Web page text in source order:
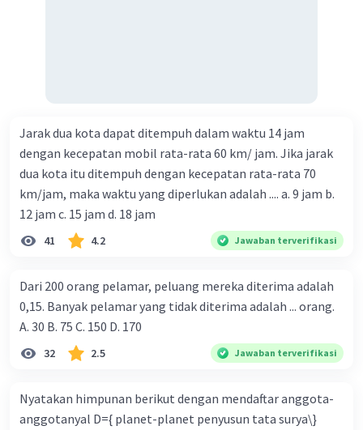
Jarak dua kota dapat ditempuh dalam waktu 14 jam
dengan kecepatan mobil rata-rata 60 km/ jam. Jika jarak
dua kota itu ditempuh dengan kecepatan rata-rata 70
km/jam, maka waktu yang diperlukan adalah .... a. 9 jam b.
12 jam c. 15 jam d. 18 jam
41 4.2 Jawaban terverifikasi
Dari 200 orang pelamar, peluang mereka diterima adalah
0,15. Banyak pelamar yang tidak diterima adalah ... orang.
A. 30 B. 75 C. 150 D. 170
32 2.5 Jawaban terverifikasi
Nyatakan himpunan berikut dengan mendaftar anggota-
anggotanyal D={ planet-planet penyusun tata surya\}